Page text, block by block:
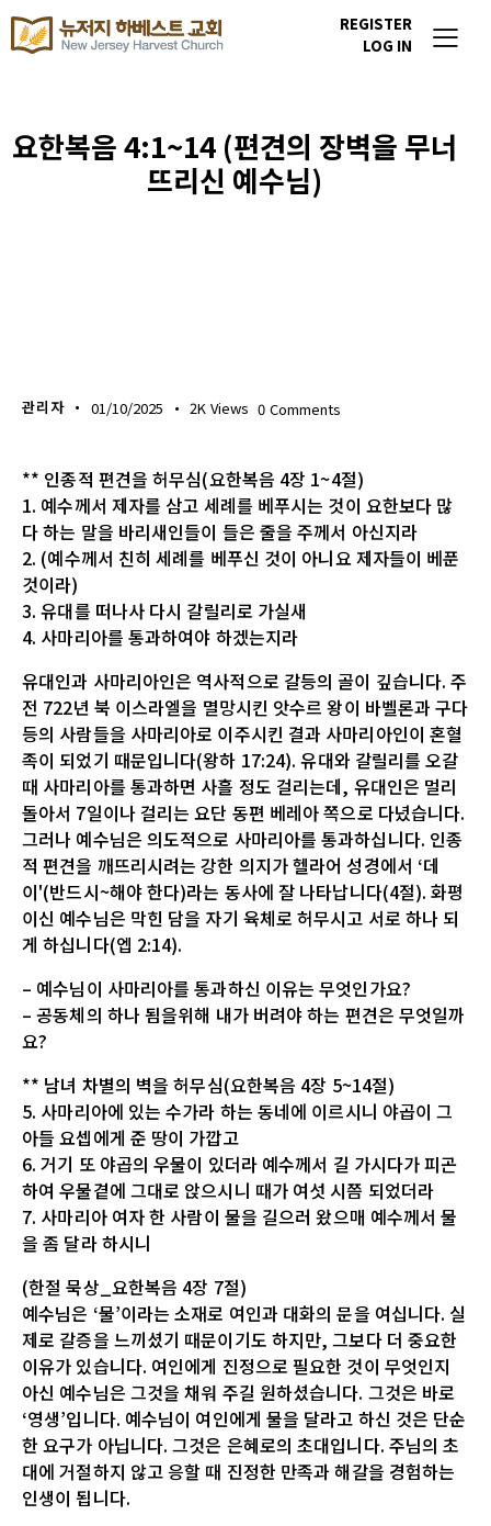
REGISTER
LOG IN
요한복음 4:1~14 (편견의 장벽을 무너
뜨리신 예수님)
관리자 01/10/2025 2K Views 0 Comments
** 인종적 편견을 허무심(요한복음 4장 1~4절)
1. 예수께서 제자를 삼고 세례를 베푸시는 것이 요한보다 많
다 하는 말을 바리새인들이 들은 줄을 주께서 아신지라
2. (예수께서 친히 세례를 베푸신 것이 아니요 제자들이 베푼
것이라)
3. 유대를 떠나사 다시 갈릴리로 가실새
4. 사마리아를 통과하여야 하겠는지라
유대인과 사마리아인은 역사적으로 갈등의 골이 깊습니다. 주
전 722년 북 이스라엘을 멸망시킨 앗수르 왕이 바벨론과 구다
등의 사람들을 사마리아로 이주시킨 결과 사마리아인이 혼혈
족이 되었기 때문입니다(왕하 17:24). 유대와 갈릴리를 오갈
때 사마리아를 통과하면 사흘 정도 걸리는데, 유대인은 멀리
돌아서 7일이나 걸리는 요단 동편 베레아 쪽으로 다녔습니다.
그러나 예수님은 의도적으로 사마리아를 통과하십니다. 인종
적 편견을 깨뜨리시려는 강한 의지가 헬라어 성경에서 ‘데
이'(반드시~해야 한다)라는 동사에 잘 나타납니다(4절). 화평
이신 예수님은 막힌 담을 자기 육체로 허무시고 서로 하나 되
게 하십니다(엡 2:14).
– 예수님이 사마리아를 통과하신 이유는 무엇인가요?
– 공동체의 하나 됨을위해 내가 버려야 하는 편견은 무엇일까
요?
** 남녀 차별의 벽을 허무심(요한복음 4장 5~14절)
5. 사마리아에 있는 수가라 하는 동네에 이르시니 야곱이 그
아들 요셉에게 준 땅이 가깝고
6. 거기 또 야곱의 우물이 있더라 예수께서 길 가시다가 피곤
하여 우물곁에 그대로 앉으시니 때가 여섯 시쯤 되었더라
7. 사마리아 여자 한 사람이 물을 길으러 왔으매 예수께서 물
을 좀 달라 하시니
(한절 묵상_요한복음 4장 7절)
예수님은 ‘물’이라는 소재로 여인과 대화의 문을 여십니다. 실
제로 갈증을 느끼셨기 때문이기도 하지만, 그보다 더 중요한
이유가 있습니다. 여인에게 진정으로 필요한 것이 무엇인지
아신 예수님은 그것을 채워 주길 원하셨습니다. 그것은 바로
‘영생’입니다. 예수님이 여인에게 물을 달라고 하신 것은 단순
한 요구가 아닙니다. 그것은 은혜로의 초대입니다. 주님의 초
대에 거절하지 않고 응할 때 진정한 만족과 해갈을 경험하는
인생이 됩니다.